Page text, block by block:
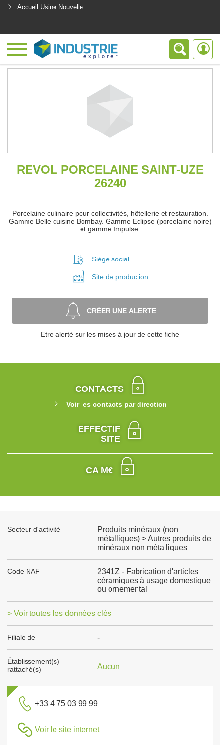
Accueil Usine Nouvelle
REVOL PORCELAINE SAINT-UZE
26240
Porcelaine culinaire pour collectivités, hôtellerie et restauration.
Gamme Belle cuisine Bombay. Gamme Eclipse (porcelaine noire)
et gamme Impulse.
Siège social
Site de production
CRÉER UNE ALERTE
Etre alerté sur les mises à jour de cette fiche
CONTACTS
Voir les contacts par direction
EFFECTIF
SITE
CA M€
Secteur d'activité
Produits minéraux (non
métalliques) > Autres produits de
minéraux non métalliques
Code NAF
2341Z - Fabrication d'articles
céramiques à usage domestique
ou ornemental
> Voir toutes les données clés
Filiale de -
Établissement(s)
rattaché(s)
Aucun
+33 4 75 03 99 99
Voir le site internet